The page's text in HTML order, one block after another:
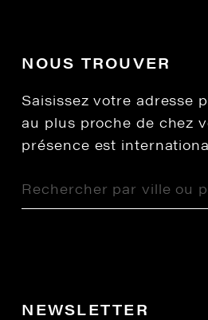
NOUS TROUVER
Saisissez votre adresse
au plus proche de chez
présence est
NEWSLETTER